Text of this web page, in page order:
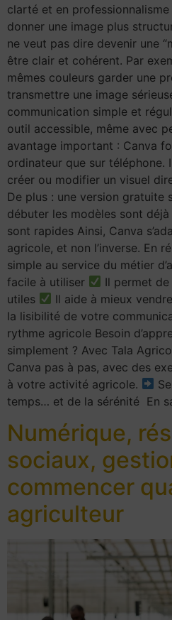
clarté et en
donner une image plus
ne veut pas dire devenir une
être clair et cohérent. Par
mêmes couleurs garder une
transmettre une image
communication simple et
outil accessible, même avec
avantage important : Canva
ordinateur que sur téléphone.
créer ou modifier un visuel
De plus : une version gratuite
débuter les modèles sont
sont rapides Ainsi, Canva
agricole, et non l’inverse. En
simple au service du métier
facile à utiliser
Il permet
utiles
Il aide à mieux
la lisibilité de votre
rythme agricole Besoin
simplement ? Avec Tala
Canva pas à pas, avec des
à votre activité agricole.
temps… et de la sérénité En
Numérique,
sociaux,
commencer
agriculteur